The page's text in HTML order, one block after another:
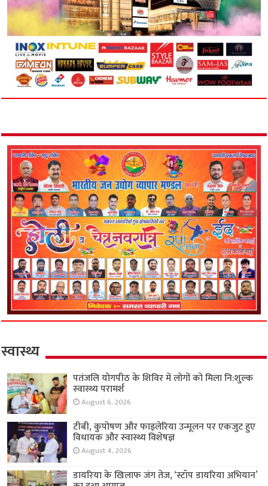
स्वास्थ्य
पतंजलि योगपीठ के शिविर में लोगों को मिला नि:शुल्क
स्वास्थ्य परामर्श
August 6, 2026
टीबी, कुपोषण और फाइलेरिया उन्मूलन पर एकजुट हुए
विधायक और स्वास्थ्य विशेषज्ञ
August 4, 2026
डायरिया के खिलाफ जंग तेज, ‘स्टॉप डायरिया अभियान’